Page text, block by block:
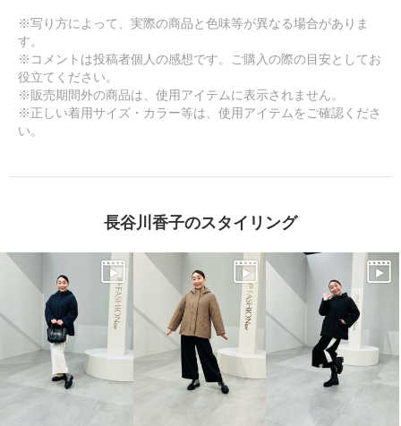
※写り方によって、実際の商品と色味等が異なる場合がありま
す。
※コメントは投稿者個人の感想です。ご購入の際の目安としてお
役立てください。
※販売期間外の商品は、使用アイテムに表示されません。
※正しい着用サイズ・カラー等は、使用アイテムをご確認くださ
い。
長谷川香子のスタイリング